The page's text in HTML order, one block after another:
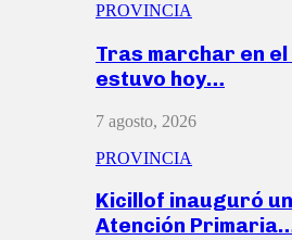
PROVINCIA
Tras marchar en
estuvo hoy…
7 agosto, 2026
PROVINCIA
Kicillof inauguró
Atención